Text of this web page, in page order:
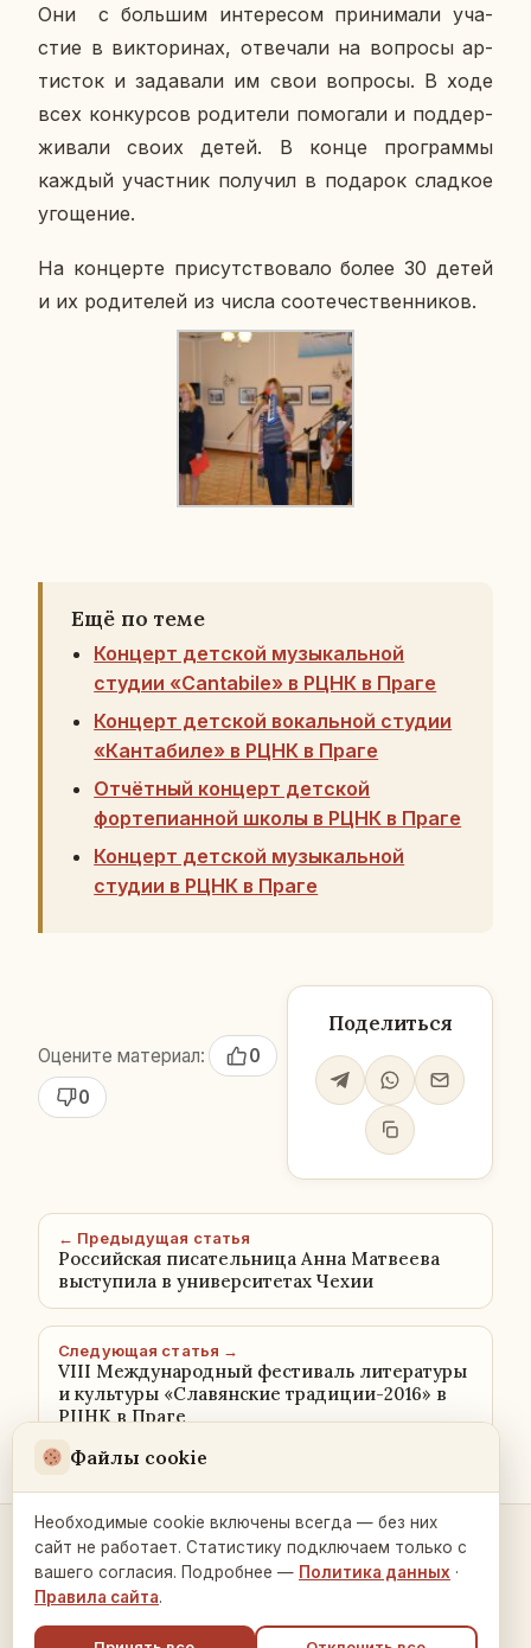
Они с боль­шим ин­те­ре­сом при­ни­ма­ли уча­
стие в вик­то­ри­нах, от­ве­ча­ли на во­про­сы ар­
ти­сток и за­да­ва­ли им свои во­про­сы. В ходе
всех кон­кур­сов ро­ди­те­ли по­мо­га­ли и под­дер­
жи­ва­ли своих детей. В конце про­грам­мы
каждый участ­ник по­лу­чил в по­да­рок слад­кое
уго­ще­ние.
На кон­цер­те при­сут­ство­ва­ло более 30 детей
и их ро­ди­те­лей из числа со­оте­че­ствен­ни­ков.
Ещё по теме
Концерт детской музыкальной
студии «Cantabile» в РЦНК в Праге
Концерт детской вокальной студии
«Кантабиле» в РЦНК в Праге
Отчётный концерт детской
фортепианной школы в РЦНК в Праге
Концерт детской музыкальной
студии в РЦНК в Праге
Оцените материал:
0
0
Поделиться
← Предыдущая статья
Российская писательница Анна Матвеева
выступила в университетах Чехии
Следующая статья →
VIII Международный фестиваль литературы
и культуры «Славянские традиции-2016» в
РЦНК в Праге
Контакты и связь →
Файлы cookie
Необходимые cookie включены всегда — без них
сайт не работает. Статистику подключаем только с
вашего согласия. Подробнее — Политика данных ·
Правила сайта.